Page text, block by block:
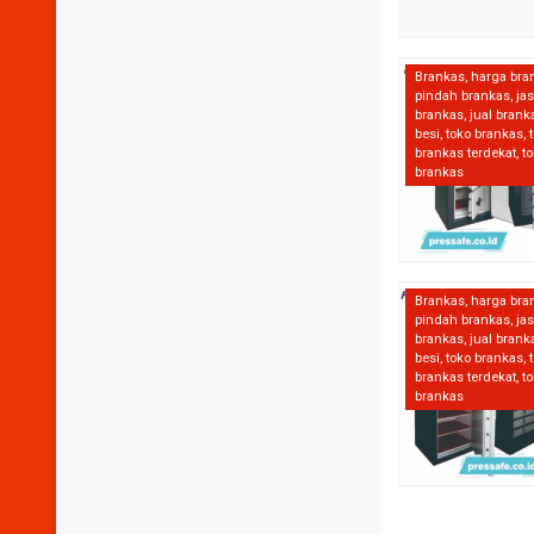
Brankas, harga
pindah brankas,
brankas,jual
besi,toko brankas,
brankas terdekat,
brankas
Brankas, harga
pindah brankas,
brankas,jual
besi,toko brankas,
brankas terdekat,
brankas